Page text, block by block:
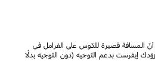
المسافة قصيرة للدّوس على الفرامل في
إيفرست بدعم التّوجيه (دون التّوجيه بدلًا